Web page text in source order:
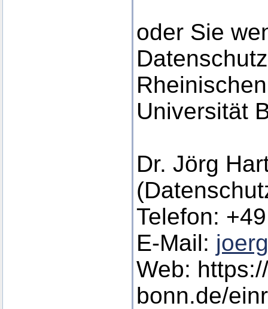
oder Sie
Universität
Dr. Jörg
Telefon:
E-Mail:
Web:
bonn.de/